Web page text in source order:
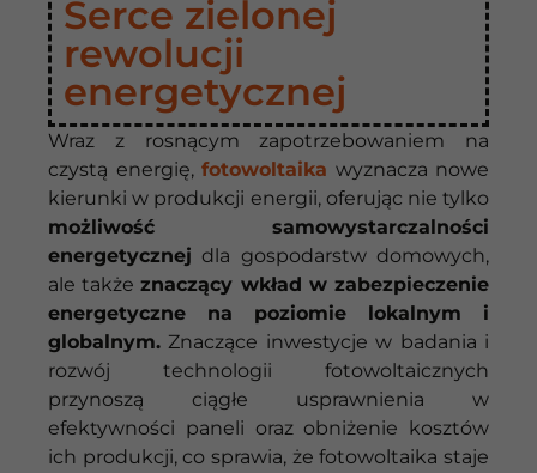
Serce zielonej
rewolucji
energetycznej
Wraz z rosnącym zapotrzebowaniem na
czystą energię, fotowoltaika wyznacza nowe
kierunki w produkcji energii, oferując nie tylko
możliwość samowystarczalności
energetycznej dla gospodarstw domowych,
ale takżeznaczący wkład w zabezpieczenie
energetyczne na poziomie lokalnym i
globalnym. Znaczące inwestycje w badania i
rozwój technologii fotowoltaicznych
przynoszą ciągłe usprawnienia w
efektywności paneli oraz obniżenie kosztów
ich produkcji, co sprawia, że fotowoltaika staje